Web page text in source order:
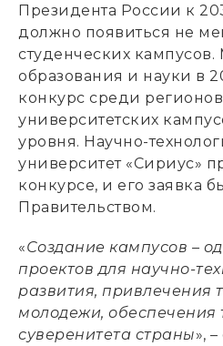
Президента России к
должно появиться не
студенческих кампусов.
образования и науки в
конкурс среди
университетских
уровня. Научно-
университет «Сириус»
конкурсе, и его заявка
Правительством.
«Создание кампусов –
проектов для научно-
развития, привлечения
молодежи, обеспечения
суверенитета страны»,